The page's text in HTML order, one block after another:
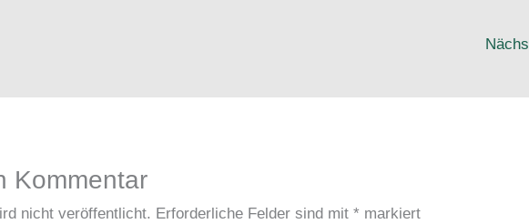
Kommentar
nicht veröffentlicht. Erforderliche Felder sind mit* markiert